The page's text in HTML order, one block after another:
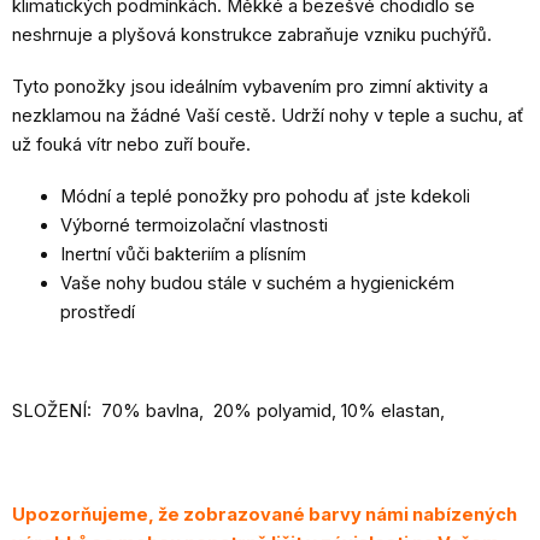
klimatických podmínkách. Měkké a bezešvé chodidlo se
neshrnuje a plyšová konstrukce zabraňuje vzniku puchýřů.
Tyto ponožky jsou ideálním vybavením pro zimní aktivity a
nezklamou na žádné Vaší cestě. Udrží nohy v teple a suchu, ať
už fouká vítr nebo zuří bouře.
Módní a teplé ponožky pro pohodu ať jste kdekoli
Výborné termoizolační vlastnosti
Inertní vůči bakteriím a plísním
Vaše nohy budou stále v suchém a hygienickém
prostředí
SLOŽENÍ: 70% bavlna, 20% polyamid, 10% elastan,
Upozorňujeme, že zobrazované barvy námi nabízených